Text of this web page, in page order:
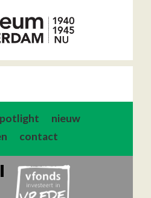
nieuw
contact